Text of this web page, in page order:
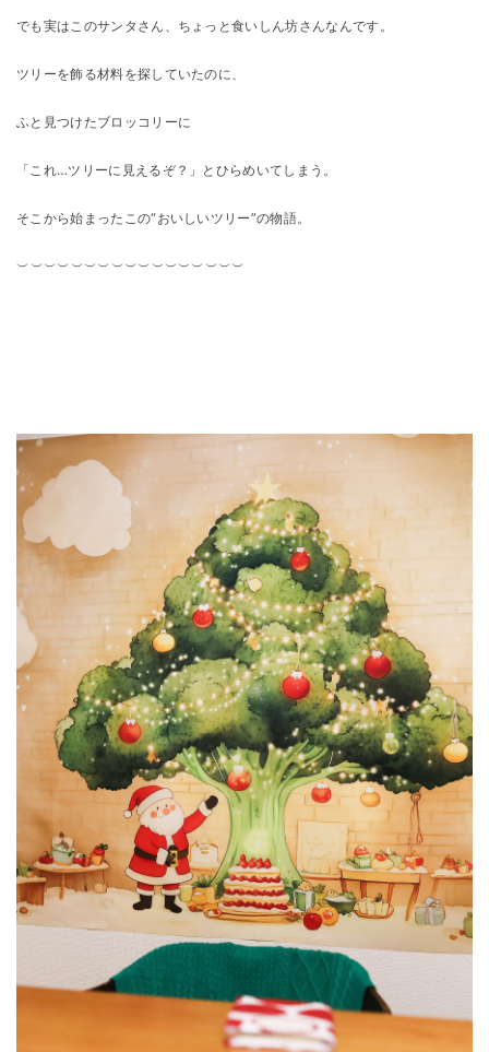
でも実はこのサンタさん、ちょっと食いしん坊さんなんです。
ツリーを飾る材料を探していたのに、
ふと見つけたブロッコリーに
「これ…ツリーに見えるぞ？」とひらめいてしまう。
そこから始まったこの“おいしいツリー”の物語。
⁡︶︶︶︶︶︶︶︶︶︶︶︶︶︶︶︶︶